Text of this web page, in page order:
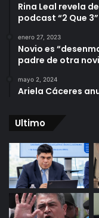
Rina Leal revela
podcast “2 Que 3”
enero 27, 2023
Novio es
padre de otra
mayo 2, 2024
Ariela Cáceres
Ultimo